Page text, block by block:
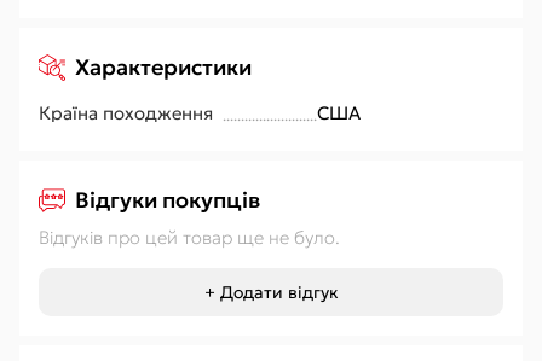
Характеристики
Країна походження США
Відгуки покупців
Відгуків про цей товар ще не було.
+ Додати відгук